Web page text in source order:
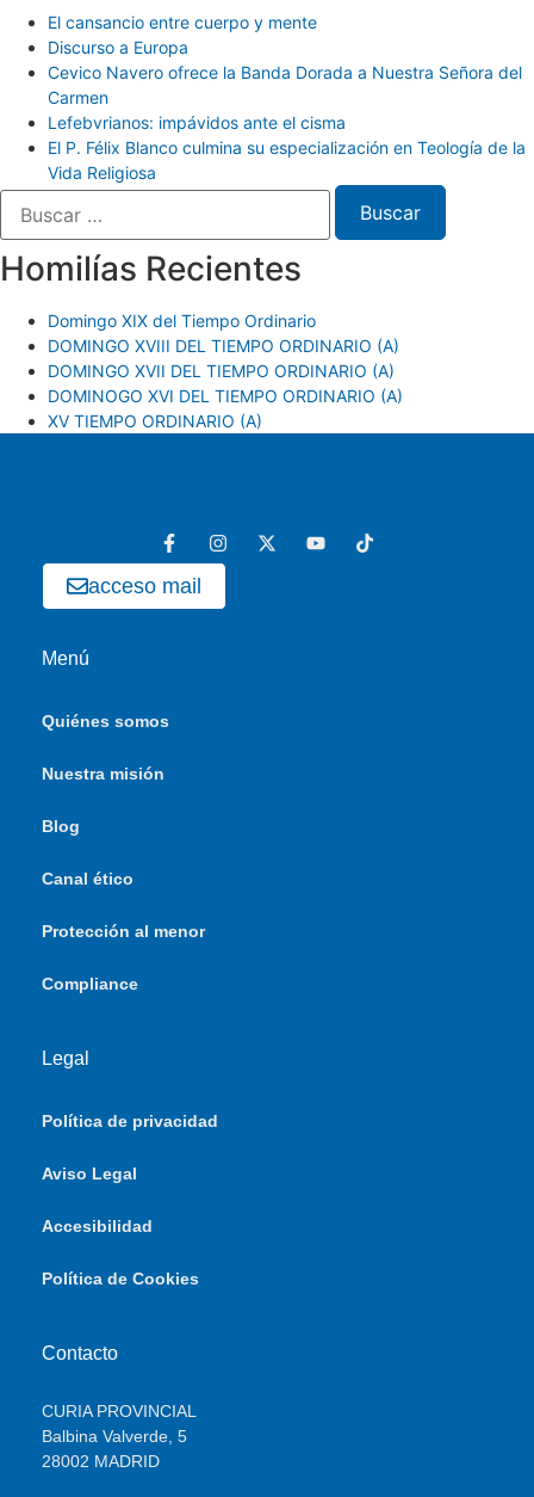
El cansancio entre cuerpo y mente
Discurso a Europa
Cevico Navero ofrece la Banda Dorada a Nuestra Señora del
Carmen
Lefebvrianos: impávidos ante el cisma
El P. Félix Blanco culmina su especialización en Teología de la
Vida Religiosa
Homilías Recientes
Domingo XIX del Tiempo Ordinario
DOMINGO XVIII DEL TIEMPO ORDINARIO (A)
DOMINGO XVII DEL TIEMPO ORDINARIO (A)
DOMINOGO XVI DEL TIEMPO ORDINARIO (A)
XV TIEMPO ORDINARIO (A)
acceso mail
Menú
Quiénes somos
Nuestra misión
Blog
Canal ético
Protección al menor
Compliance
Legal
Política de privacidad
Aviso Legal
Accesibilidad
Política de Cookies
Contacto
CURIA PROVINCIAL
Balbina Valverde, 5
28002 MADRID